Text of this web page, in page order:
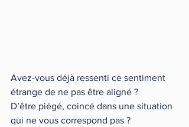
Avez-vous déjà ressenti ce sentiment
étrange de ne pas être aligné ?
D’être piégé, coincé dans une situation
qui ne vous correspond pas ?